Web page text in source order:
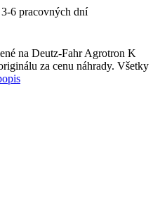
6 pracovných dní
na Deutz-Fahr Agrotron K
za cenu náhrady. Všetky